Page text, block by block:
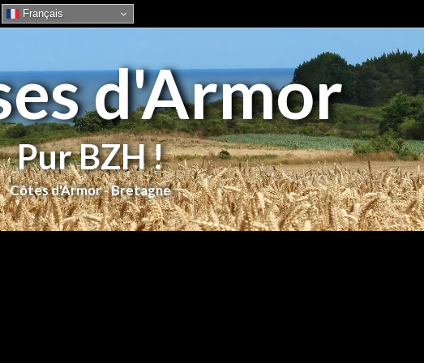
Falaises d’Armor !
Animations et
Animations
Vos rendez-vous
Sports, culture et loisirs
Les pépites
Espace mer
Vélo
Cirkwi
Culture
d'Armor
Pur BZH !
Français